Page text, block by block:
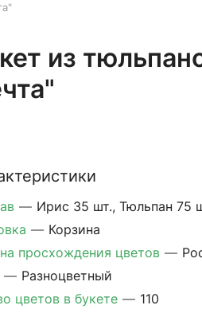
из
— Ирис 35 шт., Тюльпан 75
— Корзина
просхождения цветов —
— Разноцветный
цветов в букете — 110